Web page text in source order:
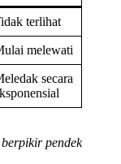
terlihat
melewati
secara
pendek